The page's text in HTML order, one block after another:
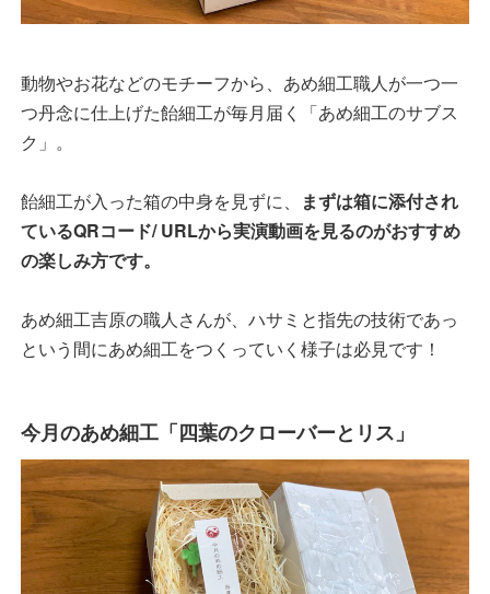
動物やお花などのモチーフから、あめ細工職人が一つ一
つ丹念に仕上げた飴細工が毎月届く「あめ細工のサブス
ク」。
飴細工が入った箱の中身を見ずに、
まずは箱に添付され
ているQRコード/ URLから実演動画を見るのがおすすめ
の楽しみ方です。
あめ細工吉原の職人さんが、ハサミと指先の技術であっ
という間にあめ細工をつくっていく様子は必見です！
今月のあめ細工「四葉のクローバーとリス」